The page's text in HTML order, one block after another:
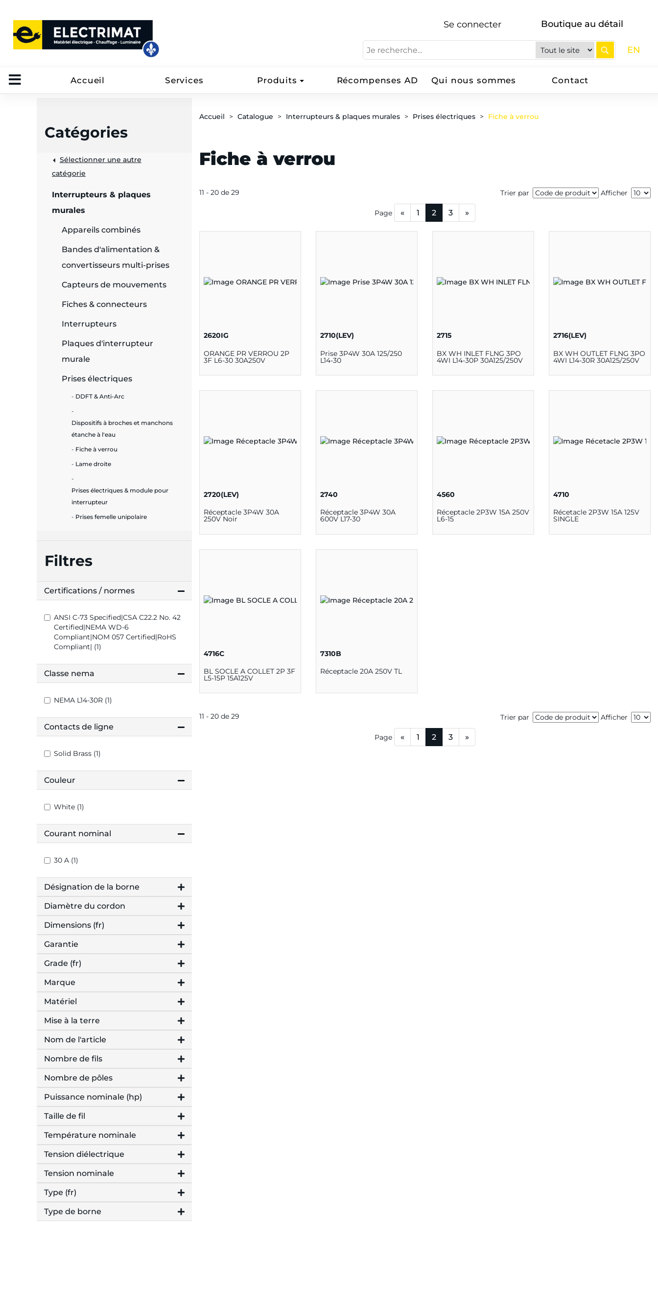
Se connecter Boutique au détail
EN
Accueil Services Produits Récompenses AD Qui nous sommes Contact
Catégories
Sélectionner une autre
catégorie
Interrupteurs & plaques
murales
Appareils combinés
Bandes d'alimentation &
convertisseurs multi-prises
Capteurs de mouvements
Fiches & connecteurs
Interrupteurs
Plaques d'interrupteur
murale
Prises électriques
DDFT & Anti-Arc
Dispositifs à broches et manchons
étanche à l'eau
Fiche à verrou
Lame droite
Prises électriques & module pour
interrupteur
Prises femelle unipolaire
Filtres
Certifications / normes
ANSI C-73 Specified|CSA C22.2 No. 42
Certified|NEMA WD-6
Compliant|NOM 057 Certified|RoHS
Compliant| (1)
Classe nema
NEMA L14-30R (1)
Contacts de ligne
Solid Brass (1)
Couleur
White (1)
Courant nominal
30 A (1)
Désignation de la borne
Diamètre du cordon
Dimensions (fr)
Garantie
Grade (fr)
Marque
Matériel
Mise à la terre
Nom de l'article
Nombre de fils
Nombre de pôles
Puissance nominale (hp)
Taille de fil
Température nominale
Tension diélectrique
Tension nominale
Type (fr)
Type de borne
Accueil Catalogue Interrupteurs & plaques murales Prises électriques Fiche à verrou
Fiche à verrou
11 - 20 de 29 Trier par Afficher
Page « 1 2 3 »
2620IG
ORANGE PR VERROU 2P
3F L6-30 30A250V
2710(LEV)
Prise 3P4W 30A 125/250
L14-30
2715
BX WH INLET FLNG 3PO
4WI L14-30P 30A125/250V
2716(LEV)
BX WH OUTLET FLNG 3PO
4WI L14-30R 30A125/250V
2720(LEV)
Réceptacle 3P4W 30A
250V Noir
2740
Réceptacle 3P4W 30A
600V L17-30
4560
Réceptacle 2P3W 15A 250V
L6-15
4710
Récetacle 2P3W 15A 125V
SINGLE
4716C
BL SOCLE A COLLET 2P 3F
L5-15P 15A125V
7310B
Réceptacle 20A 250V TL
11 - 20 de 29 Trier par Afficher
Page « 1 2 3 »